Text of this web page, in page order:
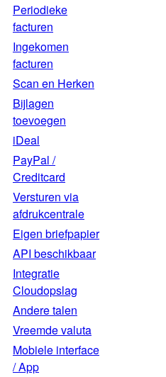
Periodieke
facturen
Ingekomen
facturen
Scan en Herken
Bijlagen
toevoegen
iDeal
PayPal /
Creditcard
Versturen via
afdrukcentrale
Eigen briefpapier
API beschikbaar
Integratie
Cloudopslag
Andere talen
Vreemde valuta
Mobiele interface
/ App